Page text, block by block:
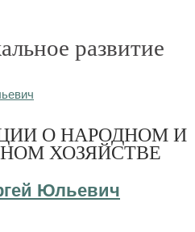
развитие
О НАРОДНОМ И
ХОЗЯЙСТВЕ
Юльевич